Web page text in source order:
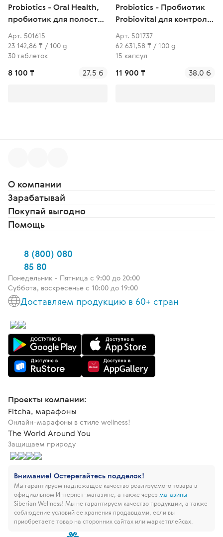
Probiotics - Oral Health,
пробиотик для полости
рта
Арт. 501615
23 142,86 ₸ / 100 g
30 таблеток
8 100 ₸ 27.5 б
Probiotics - Пробиотик
Probiovital для контроля
веса и проницаемости
кишечного барьера
Арт. 501737
62 631,58 ₸ / 100 g
15 капсул
11 900 ₸ 38.0 б
О компании
Зарабатывай
Покупай выгодно
Помощь
8 (800) 080
85 80
Понедельник - Пятница c 9:00 до 20:00
Суббота, воскресенье с 10:00 до 19:00
Доставляем продукцию в 60+ стран
Проекты компании:
Fitcha, марафоны
Онлайн-марафоны в стиле wellness!
The World Around You
Защищаем природу
Внимание! Остерегайтесь подделок!
Мы гарантируем надлежащее качество реализуемого товара в
официальном Интернет-магазине, а также через магазины
Siberian Wellness! Мы не гарантируем качество продукции, а также
соблюдение условий ее хранения продавцами, если вы
приобретаете товар на сторонних сайтах или маркетплейсах.